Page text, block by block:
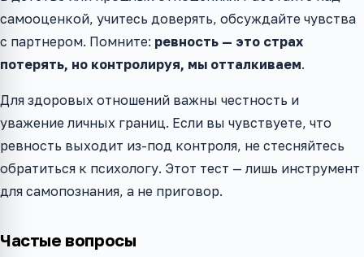
самооценкой, учитесь доверять, обсуждайте чувства
с партнером. Помните: ревность — это страх
потерять, но контролируя, мы отталкиваем.
Для здоровых отношений важны честность и
уважение личных границ. Если вы чувствуете, что
ревность выходит из-под контроля, не стесняйтесь
обратиться к психологу. Этот тест — лишь инструмент
для самопознания, а не приговор.
Частые вопросы